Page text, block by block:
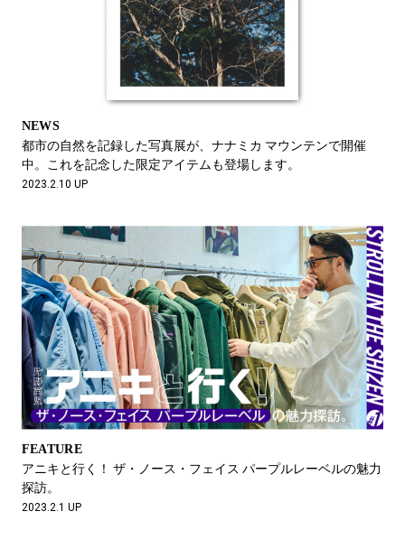
NEWS
都市の自然を記録した写真展が、ナナミカ マウンテンで開催
中。これを記念した限定アイテムも登場します。
2023.2.10 UP
FEATURE
アニキと⾏く！ ザ・ノース・フェイス パープルレーベルの魅⼒
探訪。
2023.2.1 UP